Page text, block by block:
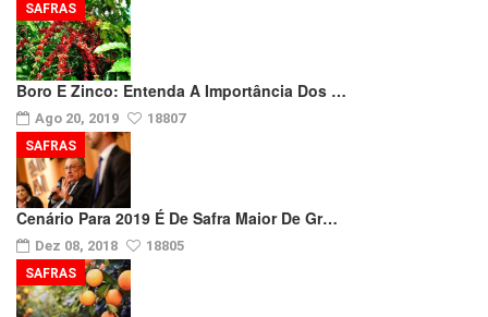
Boro E Zinco: Entenda A Importância Dos …
Ago 20, 2019 18807
SAFRAS
Cenário Para 2019 É De Safra Maior De Gr…
Dez 08, 2018 18805
SAFRAS
SAFRAS